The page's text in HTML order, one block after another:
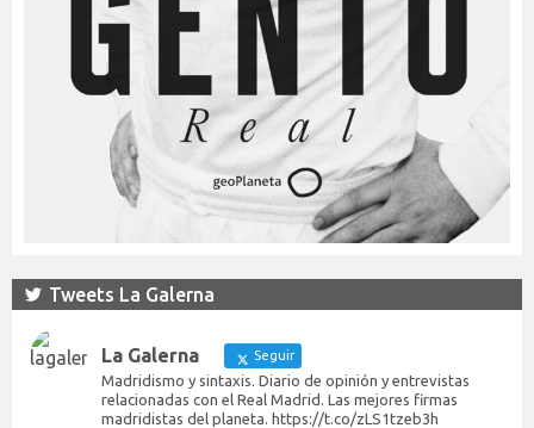
Tweets La Galerna
La Galerna Seguir
Madridismo y sintaxis. Diario de opinión y entrevistas
relacionadas con el Real Madrid. Las mejores firmas
madridistas del planeta. https://t.co/zLS1tzeb3h